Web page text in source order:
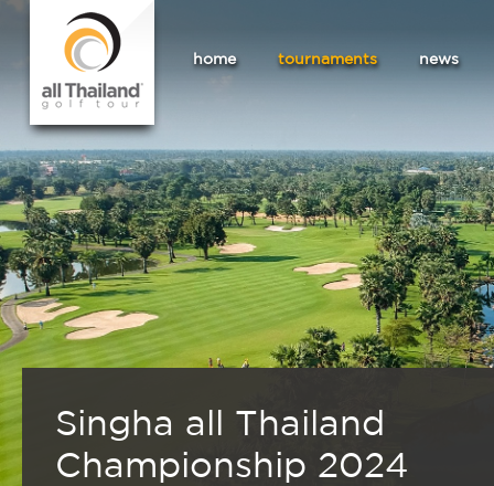
home tournaments news
Singha all Thailand
Championship 2024